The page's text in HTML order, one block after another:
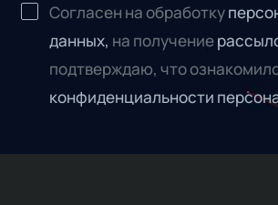
Согласен на обработку
данных, на получение
подтверждаю, что
конфиденциальности